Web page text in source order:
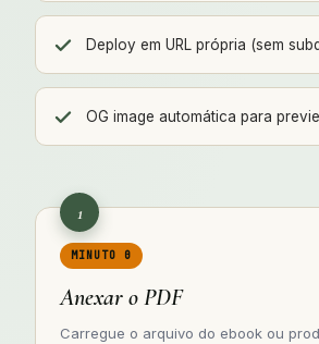
Deploy em URL própria (sem
OG image automática para
1
MINUTO 0
Anexar o PDF
Carregue o arquivo do ebook ou